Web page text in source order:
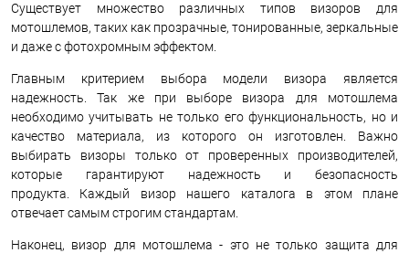
Существует множество различных типов визоров для
мотошлемов, таких как прозрачные, тонированные, зеркальные
и даже с фотохромным эффектом.
Главным критерием выбора модели визора является
надежность. Так же при выборе визора для мотошлема
необходимо учитывать не только его функциональность, но и
качество материала, из которого он изготовлен. Важно
выбирать визоры только от проверенных производителей,
которые гарантируют надежность и безопасность
продукта. Каждый визор нашего каталога в этом плане
отвечает самым строгим стандартам.
Наконец, визор для мотошлема - это не только защита для